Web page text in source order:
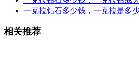
一克拉钻石多少钱，一克拉是多
相关推荐